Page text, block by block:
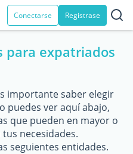
Conectarse Registrase
para expatriados
importante saber elegir
puedes ver aquí abajo,
que pueden en mayor o
necesidades.
seguientes entidades.